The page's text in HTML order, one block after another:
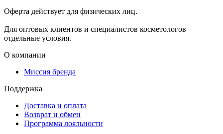
Оферта действует для физических лиц.
Для оптовых клиентов и специалистов косметологов —
отдельные условия.
О компании
Миссия бренда
Поддержка
Доставка и оплата
Возврат и обмен
Программа лояльности